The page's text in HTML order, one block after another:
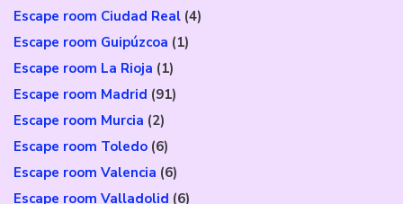
Escape room Ciudad Real (4)
Escape room Guipúzcoa (1)
Escape room La Rioja (1)
Escape room Madrid (91)
Escape room Murcia (2)
Escape room Toledo (6)
Escape room Valencia (6)
Escape room Valladolid (6)